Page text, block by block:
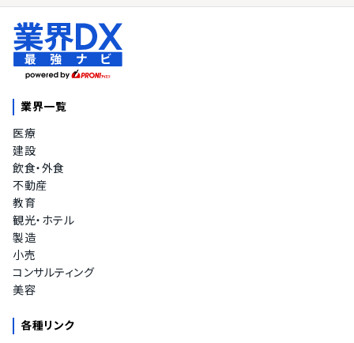
業界一覧
医療
建設
飲食・外食
不動産
教育
観光・ホテル
製造
小売
コンサルティング
美容
各種リンク